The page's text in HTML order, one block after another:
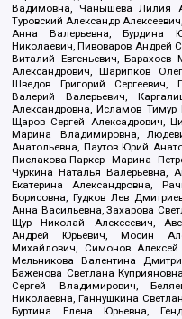
Вадимовна, Чанышева Лилия
Туровский Александр
Анна Валерьевна, Бурдина
Николаевич, Пивоваров Андрей
Виталий Евгеньевич,
Александрович, Шарипков
Шведов Григорий Сергеевич,
Валерий Валерьевич,
Александровна, Исламов Тимур
Щаров Сергей Алексадрович,
Марина Владимировна,
Анатольевна, Паутов Юрий
Пислакова-Паркер Марина
Чуркина Наталья Валерьевна,
Екатерина Александровна,
Борисовна, Гудков Лев
Анна Васильевна, Захарова
Щур Николай Алексеевич,
Андрей Юрьевич, Мосин
Михайлович, Симонов
Мельникова Валентина
Баженова Светлана
Сергей Владимирович,
Николаевна, Ганнушкина
Буртина Елена Юрьевна,